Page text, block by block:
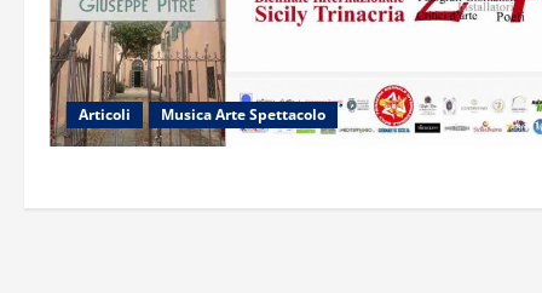
Articoli Musica Arte Spettacolo